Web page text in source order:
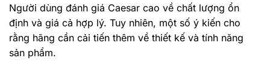
Người dùng đánh giá Caesar cao về chất lượng ổn
định và giá cả hợp lý. Tuy nhiên, một số ý kiến cho
rằng hãng cần cải tiến thêm về thiết kế và tính năng
sản phẩm.